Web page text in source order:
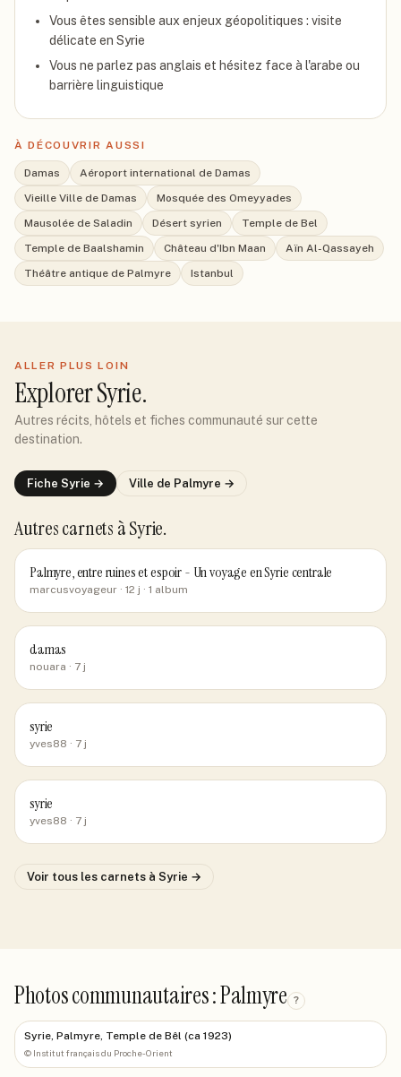
Vous êtes sensible aux enjeux géopolitiques : visite
délicate en Syrie
Vous ne parlez pas anglais et hésitez face à l'arabe ou
barrière linguistique
À DÉCOUVRIR AUSSI
Damas
Aéroport international de Damas
Vieille Ville de Damas
Mosquée des Omeyyades
Mausolée de Saladin
Désert syrien
Temple de Bel
Temple de Baalshamin
Château d'Ibn Maan
Aïn Al-Qassayeh
Théâtre antique de Palmyre
Istanbul
ALLER PLUS LOIN
ExplorerSyrie.
Autres récits, hôtels et fiches communauté sur cette
destination.
Fiche Syrie → Ville de Palmyre →
Autres carnets à Syrie.
Palmyre, entre ruines et espoir - Un voyage en Syrie centrale
marcusvoyageur · 12 j · 1 album
damas
nouara · 7 j
syrie
yves88 · 7 j
syrie
yves88 · 7 j
Voir tous les carnets à Syrie →
Photos communautaires : Palmyre ?
Syrie, Palmyre, Temple de Bêl (ca 1923)
© Institut français du Proche-Orient